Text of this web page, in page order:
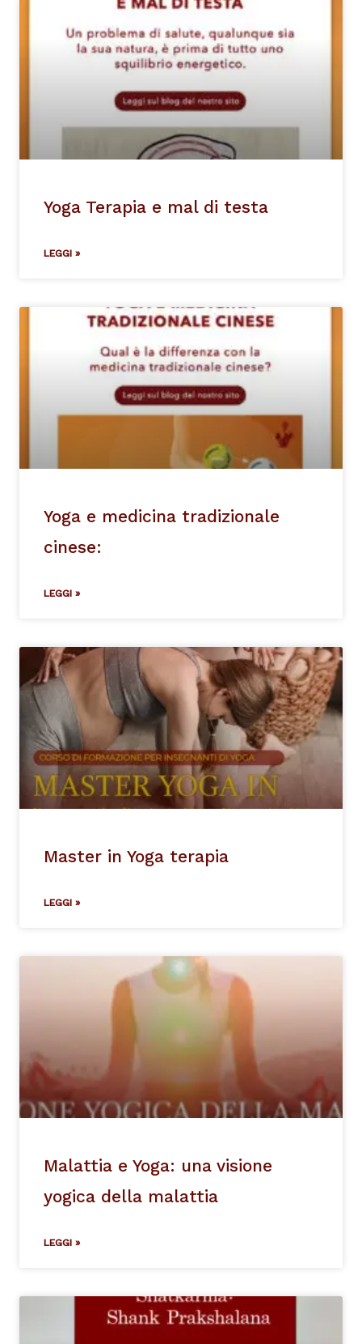
Yoga Terapia e mal di testa
LEGGI »
Yoga e medicina tradizionale
cinese:
LEGGI »
Master in Yoga terapia
LEGGI »
Malattia e Yoga: una visione
yogica della malattia
LEGGI »